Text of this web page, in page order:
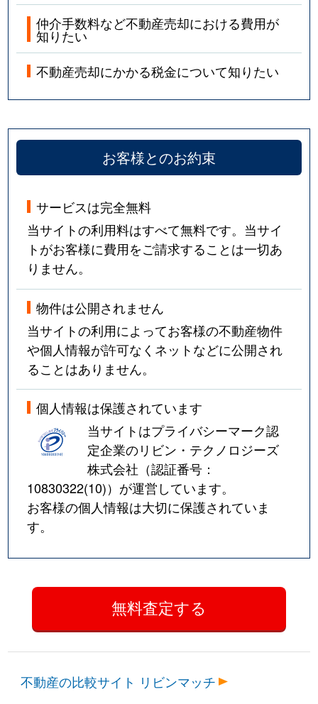
仲介手数料など不動産売却における費用が
知りたい
不動産売却にかかる税金について知りたい
お客様とのお約束
サービスは完全無料
当サイトの利用料はすべて無料です。当サイ
トがお客様に費用をご請求することは一切あ
りません。
物件は公開されません
当サイトの利用によってお客様の不動産物件
や個人情報が許可なくネットなどに公開され
ることはありません。
個人情報は保護されています
当サイトはプライバシーマーク認
定企業のリビン・テクノロジーズ
株式会社（認証番号：
10830322(10)）が運営しています。
お客様の個人情報は大切に保護されていま
す。
不動産の比較サイト リビンマッチ